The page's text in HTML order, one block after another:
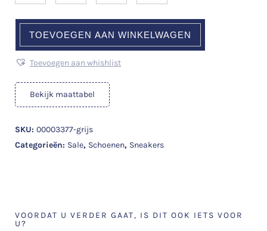
TOEVOEGEN AAN WINKELWAGEN
Toevoegen aan whishlist
Bekijk maattabel
SKU: 00003377-grijs
Categorieën: Sale, Schoenen, Sneakers
VOORDAT U VERDER GAAT, IS DIT OOK IETS VOOR
U?